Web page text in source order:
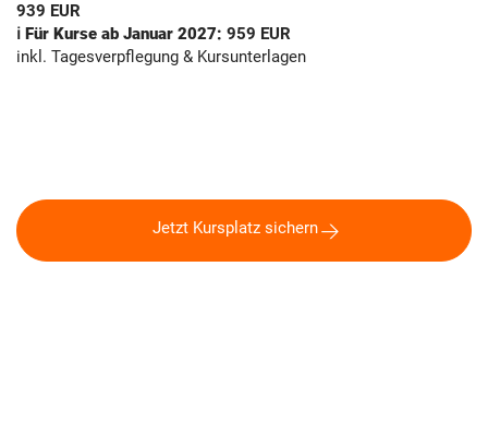
939 EUR
ℹ️ Für Kurse ab Januar 2027: 959 EUR
inkl. Tagesverpflegung & Kursunterlagen
Jetzt Kursplatz sichern